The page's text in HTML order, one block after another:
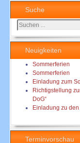
Suche
Suchen
...
Neuigkeiten
Sommerferien
Sommerferien
Einladung zum
Richtigstellung
DoG“
Einladung zu
Terminvorschau